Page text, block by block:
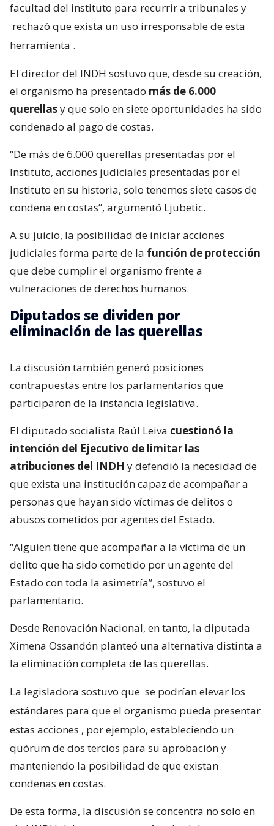
facultad del instituto para recurrir a tribunales y
rechazó que exista un uso irresponsable de esta
herramienta .
El director del INDH sostuvo que, desde su creación,
el organismo ha presentado más de 6.000
querellasy que solo en siete oportunidades ha sido
condenado al pago de costas.
“De más de 6.000 querellas presentadas por el
Instituto, acciones judiciales presentadas por el
Instituto en su historia, solo tenemos siete casos de
condena en costas”, argumentó Ljubetic.
A su juicio, la posibilidad de iniciar acciones
judiciales forma parte de la función de protección
que debe cumplir el organismo frente a
vulneraciones de derechos humanos.
Diputados se dividen por
eliminación de las querellas
La discusión también generó posiciones
contrapuestas entre los parlamentarios que
participaron de la instancia legislativa.
El diputado socialista Raúl Leiva cuestionó la
intención del Ejecutivo de limitar las
atribuciones del INDH y defendió la necesidad de
que exista una institución capaz de acompañar a
personas que hayan sido víctimas de delitos o
abusos cometidos por agentes del Estado.
“Alguien tiene que acompañar a la víctima de un
delito que ha sido cometido por un agente del
Estado con toda la asimetría”, sostuvo el
parlamentario.
Desde Renovación Nacional, en tanto, la diputada
Ximena Ossandón planteó una alternativa distinta a
la eliminación completa de las querellas.
La legisladora sostuvo que se podrían elevar los
estándares para que el organismo pueda presentar
estas acciones , por ejemplo, estableciendo un
quórum de dos tercios para su aprobación y
manteniendo la posibilidad de que existan
condenas en costas.
De esta forma, la discusión se concentra no solo en